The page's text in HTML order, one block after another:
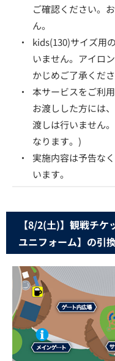
ご確認ください。
ん。
・
kids(130)サイズ用
いません。アイロ
かじめご了承くださ
・
本サービスをご利
お渡しした方には
渡しは行いません
なります。)
・
実施内容は予告な
います。
【8/2(土)】観戦チ
ユニフォーム】の引